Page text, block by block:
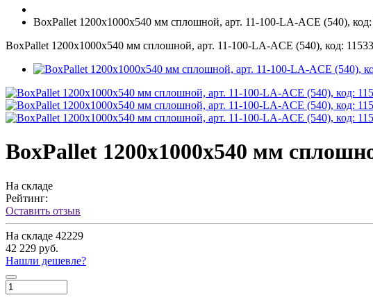
BoxPallet 1200х1000х540 мм сплошной, арт. 11-100-LA-ACE (540), код:
BoxPallet 1200х1000х540 мм сплошной, арт. 11-100-LA-ACE (540), код: 11533
BoxPallet 1200х1000х540 мм
На складе
Рейтинг:
Оставить отзыв
На складе 42229
42 229 руб.
Нашли дешевле?